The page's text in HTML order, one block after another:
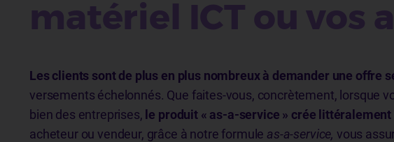
matériel ICT ou vos
Les clients sont de plus en plus nombreux à demander une offre
versements échelonnés. Que faites-vous, concrètement, lorsque
bien des entreprises, le produit « as-a-service » crée
acheteur ou vendeur, grâce à notre formule as-a-service, vous